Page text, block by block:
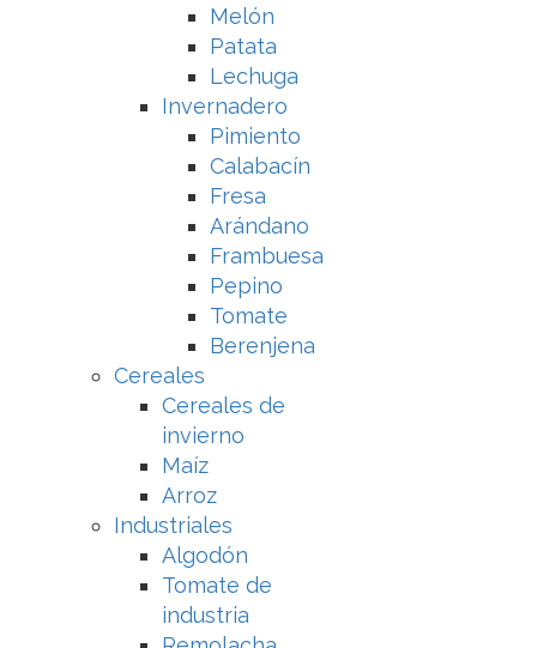
Melón
Patata
Lechuga
Invernadero
Pimiento
Calabacín
Fresa
Arándano
Frambuesa
Pepino
Tomate
Berenjena
Cereales
Cereales de
invierno
Maíz
Arroz
Industriales
Algodón
Tomate de
industria